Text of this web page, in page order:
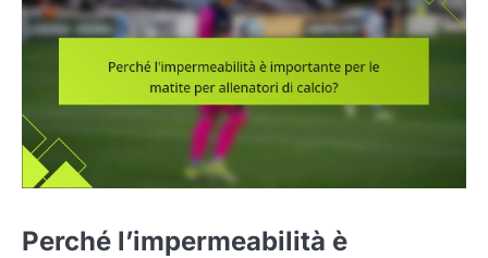
Perché l’impermeabilità è